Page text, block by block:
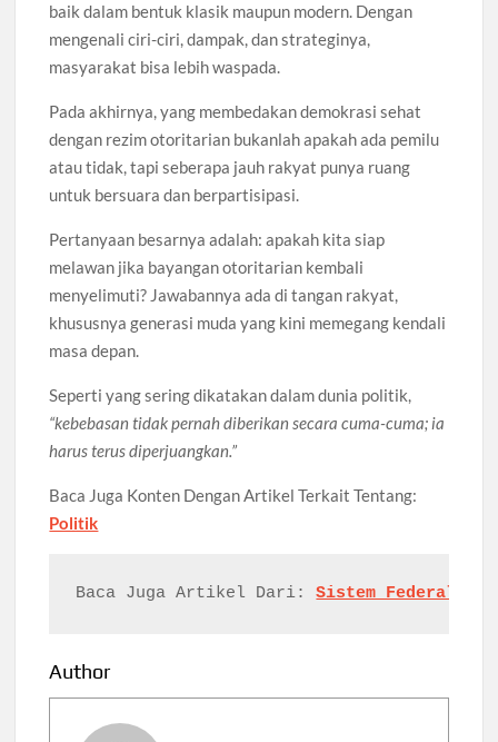
baik dalam bentuk klasik maupun modern. Dengan
mengenali ciri-ciri, dampak, dan strateginya,
masyarakat bisa lebih waspada.
Pada akhirnya, yang membedakan demokrasi sehat
dengan rezim otoritarian bukanlah apakah ada pemilu
atau tidak, tapi seberapa jauh rakyat punya ruang
untuk bersuara dan berpartisipasi.
Pertanyaan besarnya adalah: apakah kita siap
melawan jika bayangan otoritarian kembali
menyelimuti? Jawabannya ada di tangan rakyat,
khususnya generasi muda yang kini memegang kendali
masa depan.
Seperti yang sering dikatakan dalam dunia politik,
“kebebasan tidak pernah diberikan secara cuma-cuma; ia
harus terus diperjuangkan.”
Baca Juga Konten Dengan Artikel Terkait Tentang:
Politik
Baca Juga Artikel Dari: Sistem Federal
Author